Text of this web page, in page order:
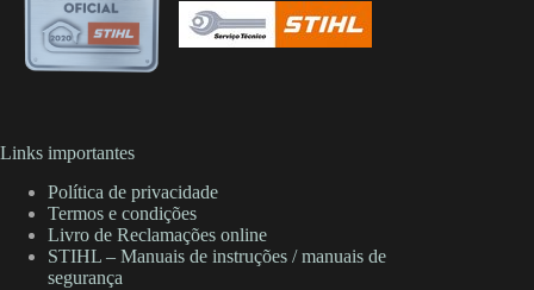
Links importantes
Política de privacidade
Termos e condições
Livro de Reclamações online
STIHL – Manuais de instruções / manuais de
segurança